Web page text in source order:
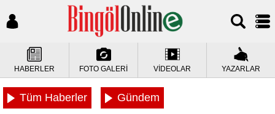
HABERLER FOTO GALERİ VİDEOLAR YAZARLAR
Tüm Haberler Gündem